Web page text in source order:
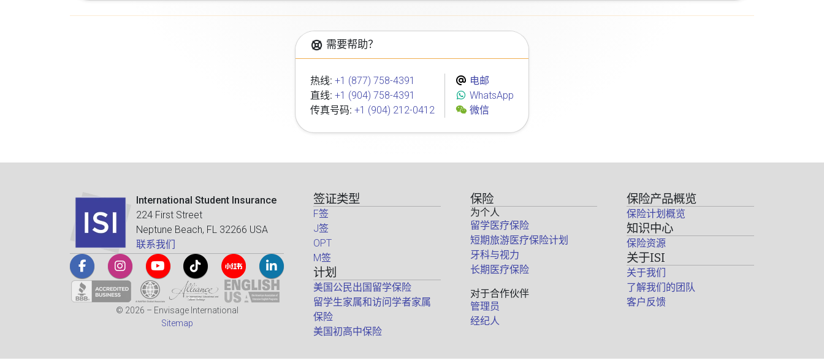
需要帮助？
热线: +1 (877) 758-4391
直线: +1 (904) 758-4391
传真号码: +1 (904) 212-0412
电邮
WhatsApp
微信
International Student Insurance
224 First Street
Neptune Beach, FL 32266 USA
联系我们
© 2026 – Envisage International
Sitemap
签证类型
F签
J签
OPT
M签
计划
美国公民出国留学保险
留学生家属和访问学者家属
保险
美国初高中保险
保险
为个人
留学医疗保险
短期旅游医疗保险计划
牙科与视力
长期医疗保险
对于合作伙伴
管理员
经纪人
保险产品概览
保险计划概览
知识中心
保险资源
关于ISI
关于我们
了解我们的团队
客户反馈